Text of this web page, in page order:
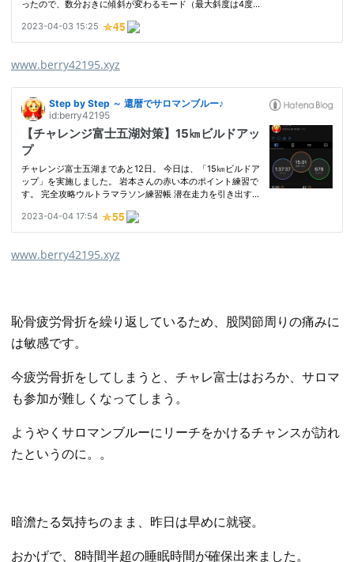
www.berry42195.xyz
www.berry42195.xyz
恥骨疲労骨折を繰り返しているため、股関節周りの痛みに
は敏感です。
今疲労骨折をしてしまうと、チャレ富士はおろか、サロマ
も参加が難しくなってしまう。
ようやくサロマンブルーにリーチをかけるチャンスが訪れ
たというのに。。
暗澹たる気持ちのまま、昨日は早めに就寝。
おかげで、8時間半超の睡眠時間が確保出来ました。